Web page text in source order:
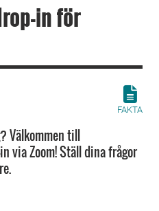
in för
FAKTA
Välkommen till
via Zoom! Ställ dina frågor